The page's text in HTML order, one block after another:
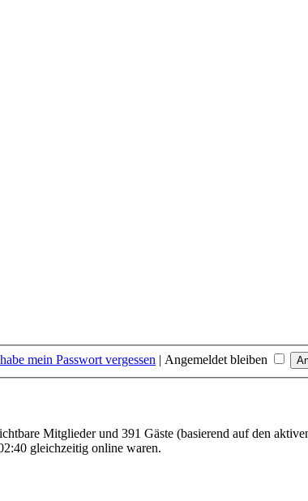
mein Passwort vergessen | Angemeldet bleiben
Mitglieder und 391 Gäste (basierend auf den
gleichzeitig online waren.